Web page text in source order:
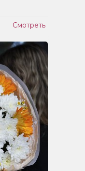
Смотреть